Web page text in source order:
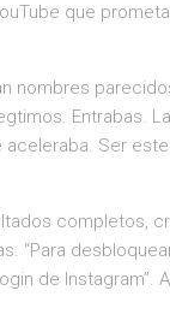
que
nombres
Entrabas.
aceleraba. Ser
completos,
“Para
de Instagram”.